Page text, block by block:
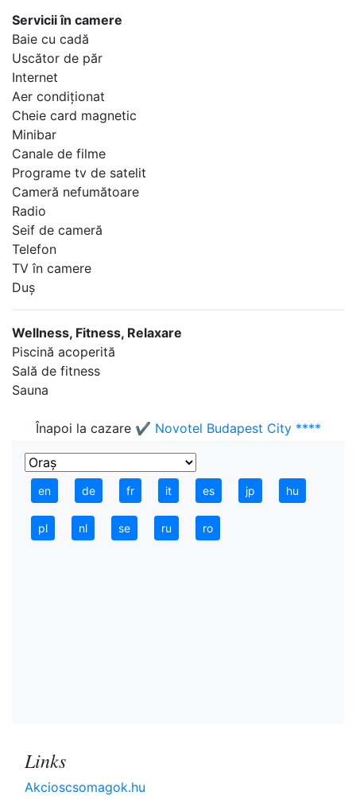
Servicii în camere
Baie cu cadă
Uscător de păr
Internet
Aer condiţionat
Cheie card magnetic
Minibar
Canale de filme
Programe tv de satelit
Cameră nefumătoare
Radio
Seif de cameră
Telefon
TV în camere
Duş
Wellness, Fitness, Relaxare
Piscină acoperită
Sală de fitness
Sauna
Înapoi la cazare ✔️ Novotel Budapest City ****
en de fr it es jp hu
pl nl se ru ro
Links
Akcioscsomagok.hu